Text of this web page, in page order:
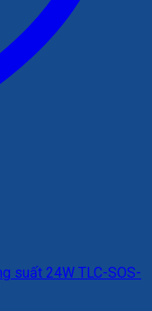
suất 24W TLC-SOS-